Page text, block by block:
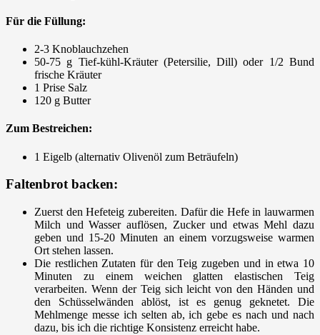
Für die Füllung:
2-3 Knoblauchzehen
50-75 g Tief-kühl-Kräuter (Petersilie, Dill) oder 1/2 Bund
frische Kräuter
1 Prise Salz
120 g Butter
Zum Bestreichen:
1 Eigelb (alternativ Olivenöl zum Beträufeln)
Faltenbrot backen:
Zuerst den Hefeteig zubereiten. Dafür die Hefe in lauwarmen
Milch und Wasser auflösen, Zucker und etwas Mehl dazu
geben und 15-20 Minuten an einem vorzugsweise warmen
Ort stehen lassen.
Die restlichen Zutaten für den Teig zugeben und in etwa 10
Minuten zu einem weichen glatten elastischen Teig
verarbeiten. Wenn der Teig sich leicht von den Händen und
den Schüsselwänden ablöst, ist es genug geknetet. Die
Mehlmenge messe ich selten ab, ich gebe es nach und nach
dazu, bis ich die richtige Konsistenz erreicht habe.